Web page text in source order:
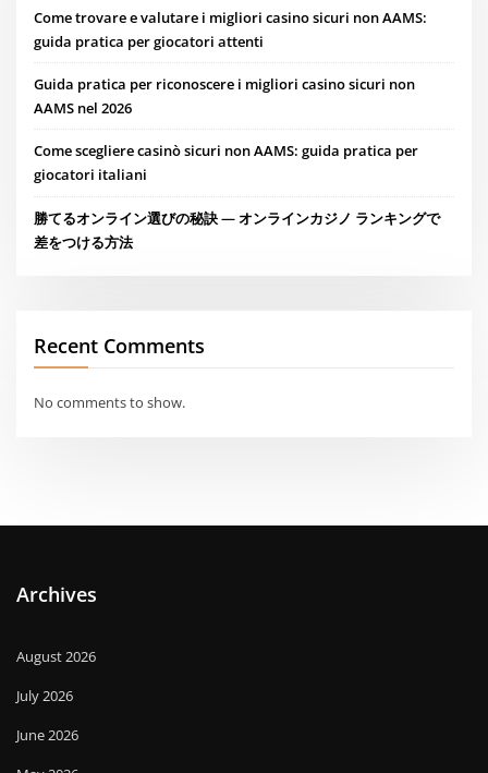
Come trovare e valutare i migliori casino sicuri non AAMS:
guida pratica per giocatori attenti
Guida pratica per riconoscere i migliori casino sicuri non
AAMS nel 2026
Come scegliere casinò sicuri non AAMS: guida pratica per
giocatori italiani
勝てるオンライン選びの秘訣 — オンラインカジノ ランキングで
差をつける方法
Recent Comments
No comments to show.
Archives
August 2026
July 2026
June 2026